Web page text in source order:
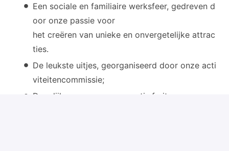
Een sociale en familiaire werksfeer, gedreven d
oor onze passie voor
het creëren van unieke en onvergetelijke attrac
ties.
De leukste uitjes, georganiseerd door onze acti
viteitencommissie;
Dagelijks verse soep en gratis fruit